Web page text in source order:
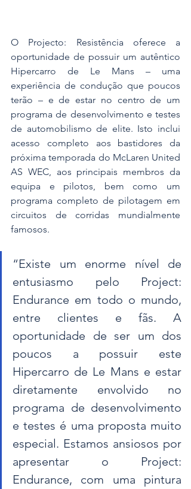
O Projecto: Resistência oferece a
oportunidade de possuir um autêntico
Hipercarro de Le Mans – uma
experiência de condução que poucos
terão – e de estar no centro de um
programa de desenvolvimento e testes
de automobilismo de elite. Isto inclui
acesso completo aos bastidores da
próxima temporada do McLaren United
AS WEC, aos principais membros da
equipa e pilotos, bem como um
programa completo de pilotagem em
circuitos de corridas mundialmente
famosos.
“Existe um enorme nível de
entusiasmo pelo Project:
Endurance em todo o mundo,
entre clientes e fãs. A
oportunidade de ser um dos
poucos a possuir este
Hipercarro de Le Mans e estar
diretamente envolvido no
programa de desenvolvimento
e testes é uma proposta muito
especial. Estamos ansiosos por
apresentar o Project:
Endurance, com uma pintura